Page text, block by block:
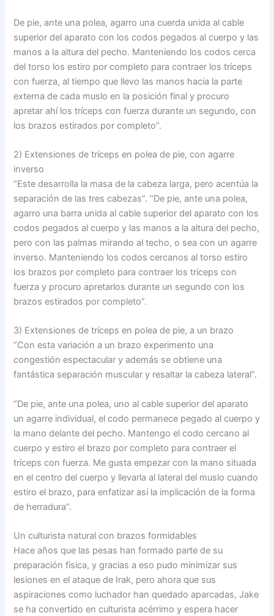
De pie, ante una polea, agarro una cuerda unida al cable
superior del aparato con los codos pegados al cuerpo y las
manos a la altura del pecho. Manteniendo los codos cerca
del torso los estiro por completo para contraer los tríceps
con fuerza, al tiempo que llevo las manos hacia la parte
externa de cada muslo en la posición final y procuro
apretar ahí los tríceps con fuerza durante un segundo, con
los brazos estirados por completo”.
2) Extensiones de tríceps en polea de pie, con agarre
inverso
“Este desarrolla la masa de la cabeza larga, pero acentúa la
separación de las tres cabezas”. “De pie, ante una polea,
agarro una barra unida al cable superior del aparato con los
codos pegados al cuerpo y las manos a la altura del pecho,
pero con las palmas mirando al techo, o sea con un agarre
inverso. Manteniendo los codos cercanos al torso estiro
los brazos por completo para contraer los tríceps con
fuerza y procuro apretarlos durante un segundo con los
brazos estirados por completo”.
3) Extensiones de tríceps en polea de pie, a un brazo
“Con esta variación a un brazo experimento una
congestión espectacular y además se obtiene una
fantástica separación muscular y resaltar la cabeza lateral”.
“De pie, ante una polea, uno al cable superior del aparato
un agarre individual, el codo permanece pegado al cuerpo y
la mano delante del pecho. Mantengo el codo cercano al
cuerpo y estiro el brazo por completo para contraer el
tríceps con fuerza. Me gusta empezar con la mano situada
en el centro del cuerpo y llevarla al lateral del muslo cuando
estiro el brazo, para enfatizar así la implicación de la forma
de herradura”.
Un culturista natural con brazos formidables
Hace años que las pesas han formado parte de su
preparación física, y gracias a eso pudo minimizar sus
lesiones en el ataque de Irak, pero ahora que sus
aspiraciones como luchador han quedado aparcadas, Jake
se ha convertido en culturista acérrimo y espera hacer